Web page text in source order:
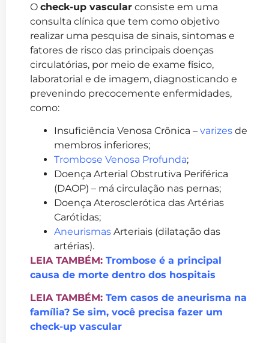
O check-up vascular consiste em uma
consulta clínica que tem como objetivo
realizar uma pesquisa de sinais, sintomas e
fatores de risco das principais doenças
circulatórias, por meio de exame físico,
laboratorial e de imagem, diagnosticando e
prevenindo precocemente enfermidades,
como:
Insuficiência Venosa Crônica – varizes de
membros inferiores;
Trombose Venosa Profunda;
Doença Arterial Obstrutiva Periférica
(DAOP) – má circulação nas pernas;
Doença Aterosclerótica das Artérias
Carótidas;
Aneurismas Arteriais (dilatação das
artérias).
LEIA TAMBÉM: Trombose é a principal
causa de morte dentro dos hospitais
LEIA TAMBÉM: Tem casos de aneurisma na
família? Se sim, você precisa fazer um
check-up vascular